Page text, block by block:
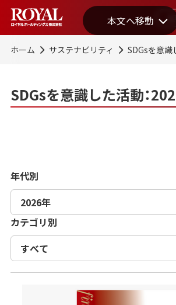
本文へ移動
ホーム サステナビリティ SDGsを意識
SDGsを意識した活動：
年代別
カテゴリ別